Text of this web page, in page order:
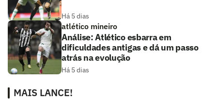
Há 5 dias
atlético mineiro
Análise: Atlético esbarra em
dificuldades antigas e dá um passo
atrás na evolução
Há 5 dias
MAIS LANCE!